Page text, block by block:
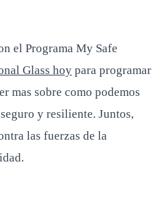
el Programa My Safe
Glass hoy para programar
mas sobre como podemos
y resiliente. Juntos,
las fuerzas de la